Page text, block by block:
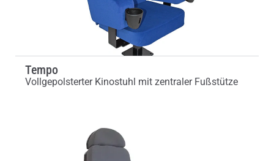
Tempo
Vollgepolsterter Kinostuhl mit zentraler Fußstütze